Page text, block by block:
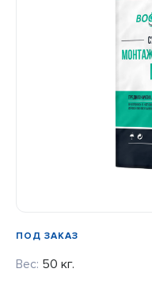
ПОД ЗАКАЗ
Вес: 50 кг.